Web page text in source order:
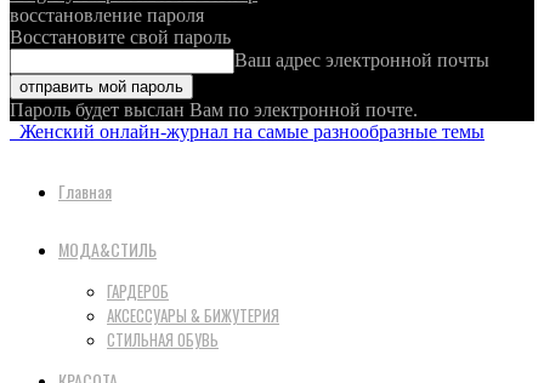
восстановление пароля
Восстановите свой пароль
Ваш адрес электронной почты
Пароль будет выслан Вам по электронной почте.
Женский онлайн-журнал на самые разнообразные темы
Главная
МОДА&СТИЛЬ
ГАРДЕРОБ
АКСЕССУАРЫ & БИЖУТЕРИЯ
СТИЛЬНАЯ ОБУВЬ